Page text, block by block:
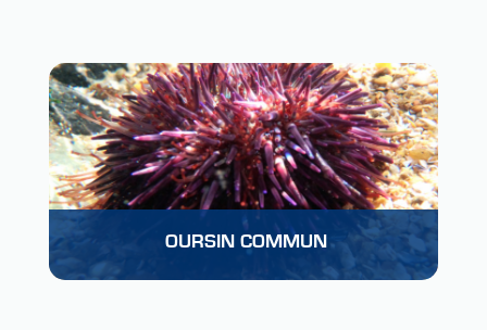
OURSIN COMMUN